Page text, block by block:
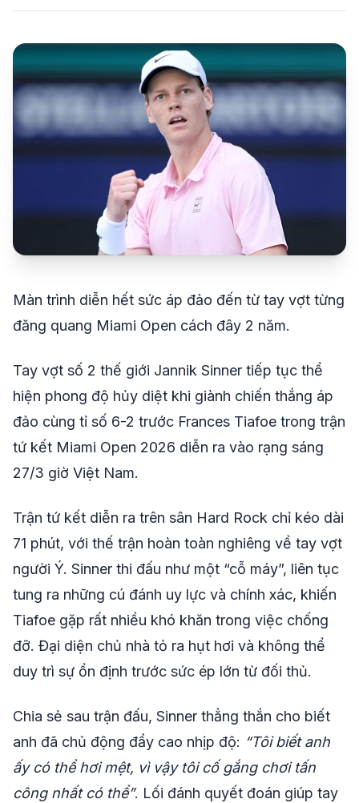
Màn trình diễn hết sức áp đảo đến từ tay vợt từng
đăng quang Miami Open cách đây 2 năm.
Tay vợt số 2 thế giới Jannik Sinner tiếp tục thể
hiện phong độ hủy diệt khi giành chiến thắng áp
đảo cùng tỉ số 6-2 trước Frances Tiafoe trong trận
tứ kết Miami Open 2026 diễn ra vào rạng sáng
27/3 giờ Việt Nam.
Trận tứ kết diễn ra trên sân Hard Rock chỉ kéo dài
71 phút, với thế trận hoàn toàn nghiêng về tay vợt
người Ý. Sinner thi đấu như một “cỗ máy”, liên tục
tung ra những cú đánh uy lực và chính xác, khiến
Tiafoe gặp rất nhiều khó khăn trong việc chống
đỡ. Đại diện chủ nhà tỏ ra hụt hơi và không thể
duy trì sự ổn định trước sức ép lớn từ đối thủ.
Chia sẻ sau trận đấu, Sinner thẳng thắn cho biết
anh đã chủ động đẩy cao nhịp độ: “Tôi biết anh
ấy có thể hơi mệt, vì vậy tôi cố gắng chơi tấn
công nhất có thể”. Lối đánh quyết đoán giúp tay